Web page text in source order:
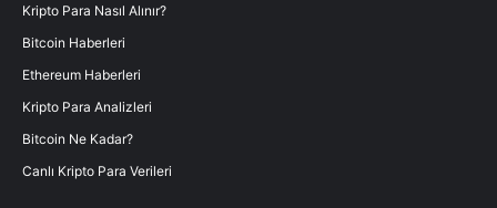
Kripto Para Nasıl Alınır?
Bitcoin Haberleri
Ethereum Haberleri
Kripto Para Analizleri
Bitcoin Ne Kadar?
Canlı Kripto Para Verileri